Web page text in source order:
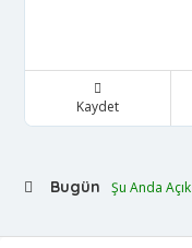
Kaydet
Bugün Şu Anda Açık